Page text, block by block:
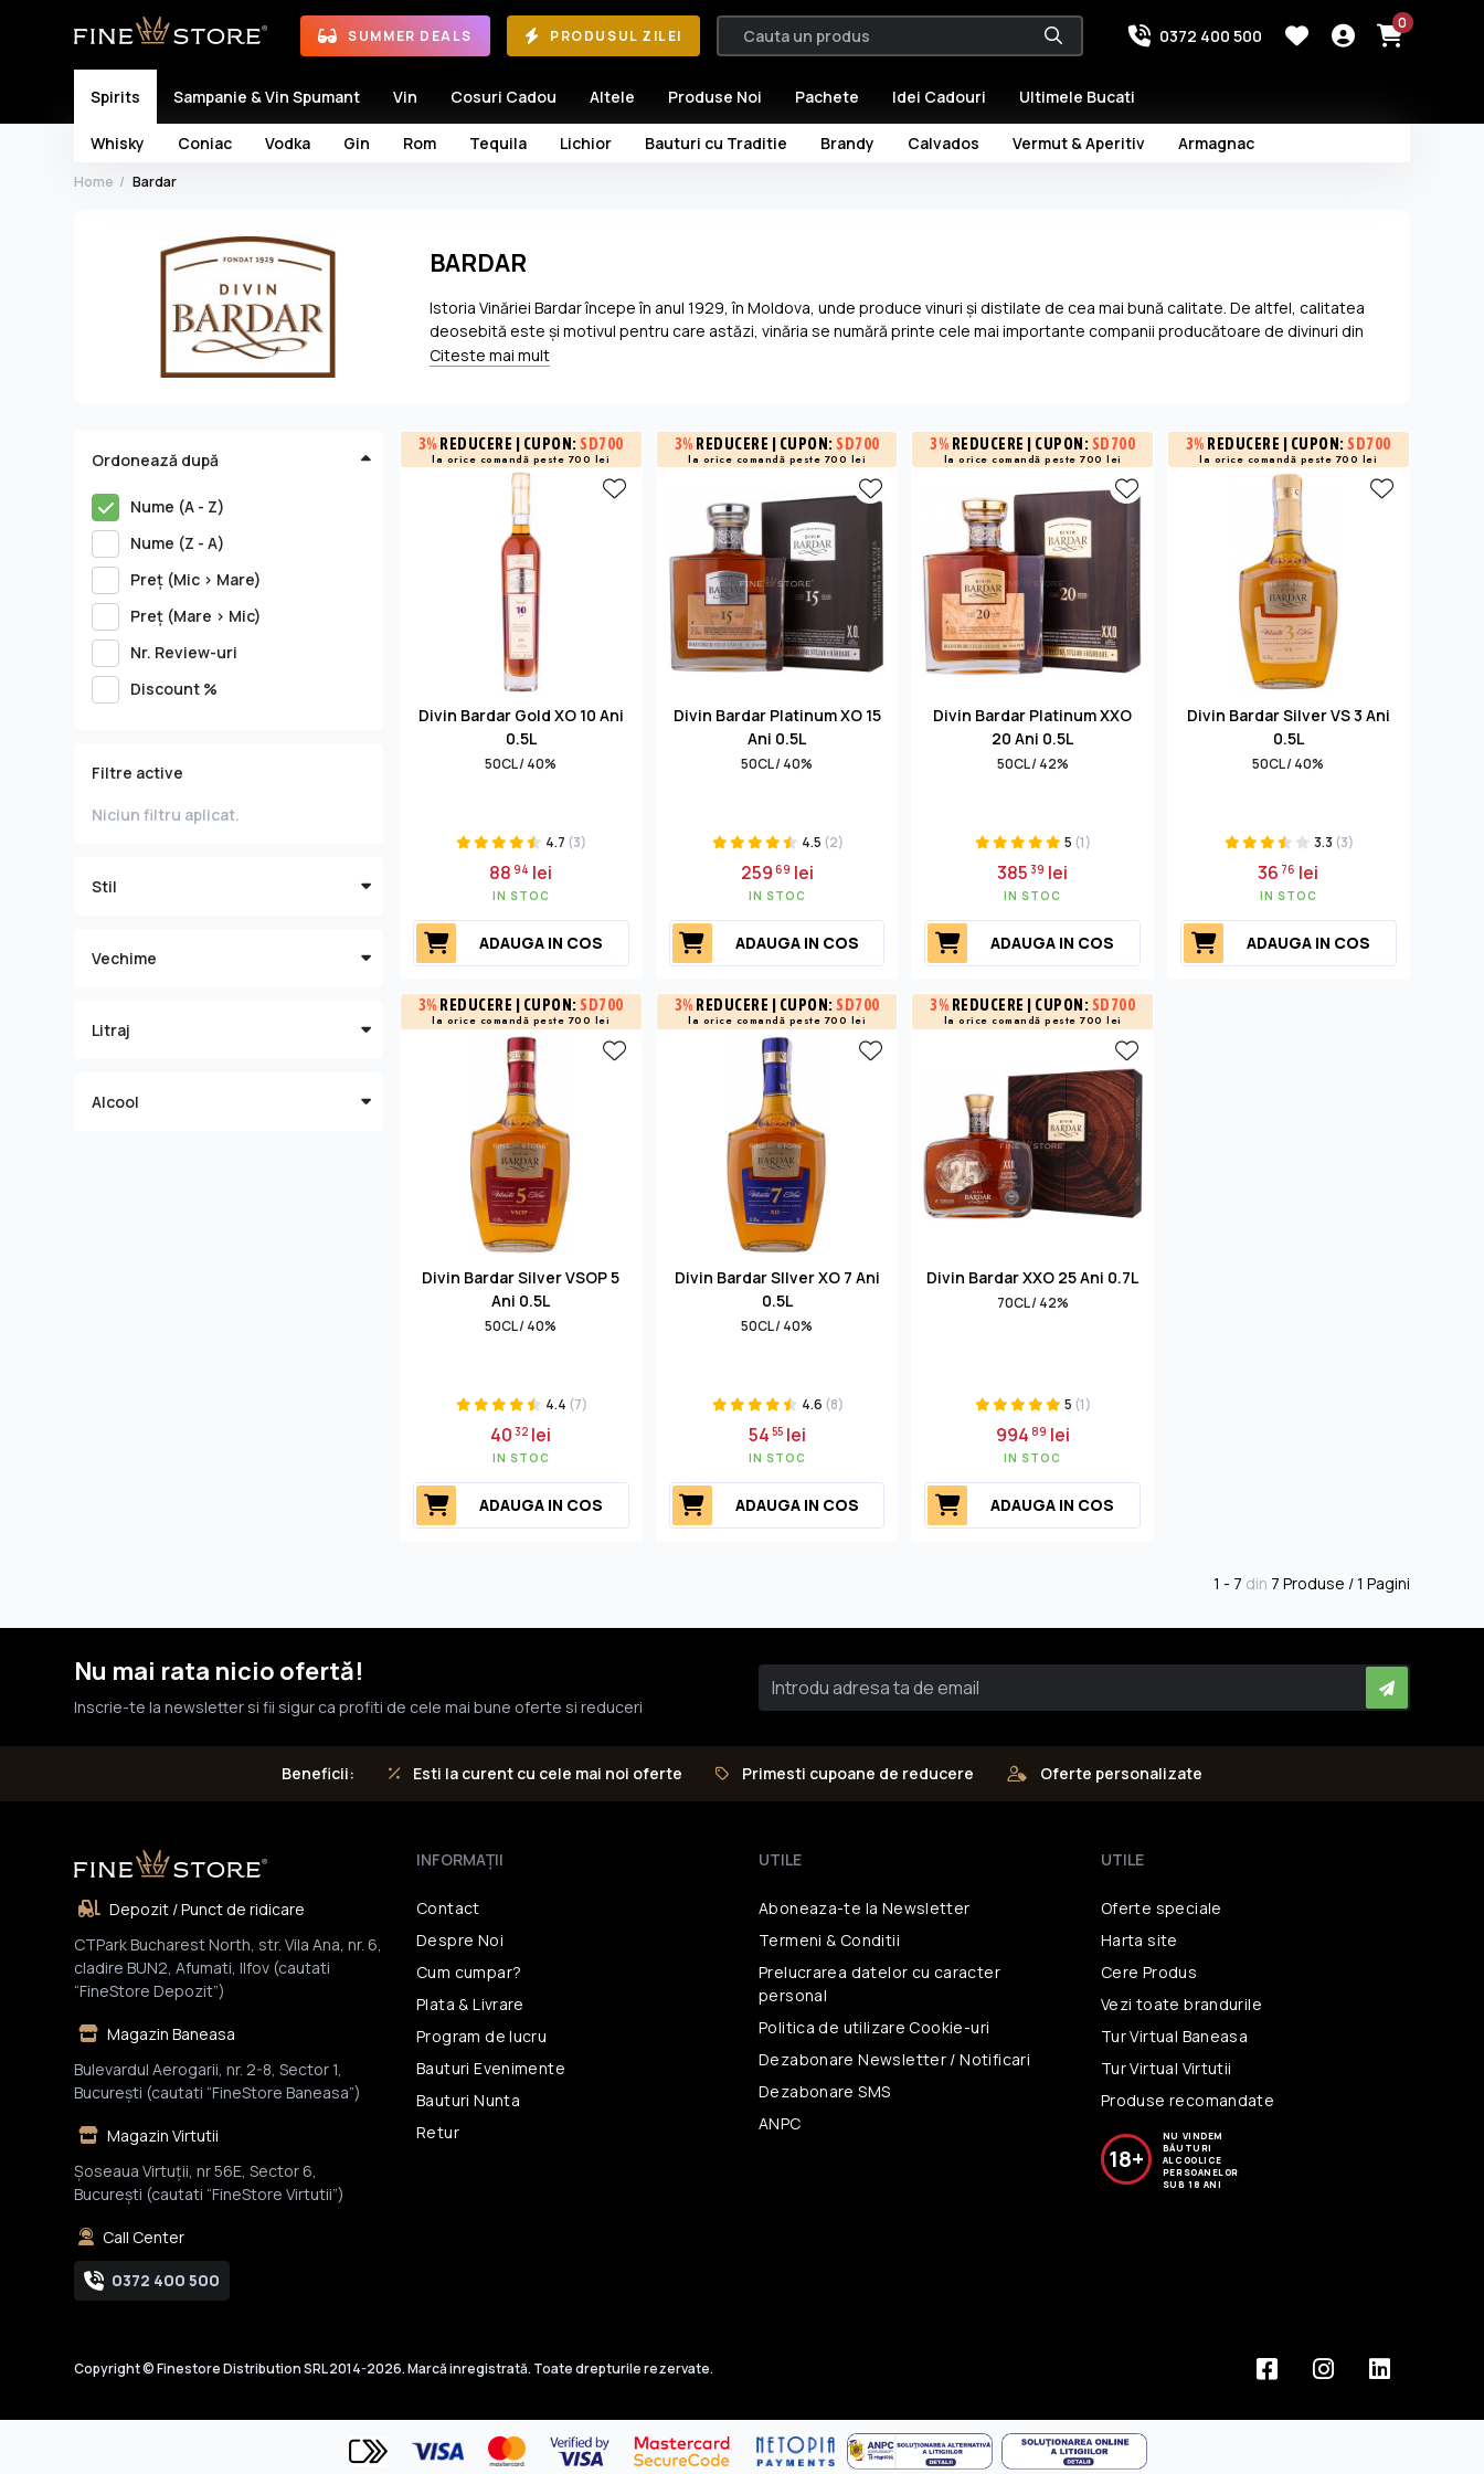
SUMMER DEALS PRODUSUL ZILEI 0372 400 500
0
Spirits
Whisky Coniac Vodka Gin Rom Tequila Lichior Bauturi cu Traditie Brandy Calvados Vermut & Aperitiv Armagnac
Sampanie & Vin Spumant Vin Cosuri Cadou Altele Produse Noi Pachete Idei Cadouri Ultimele Bucati
Home Bardar
BARDAR
Istoria Vinăriei Bardar începe în anul 1929, în Moldova, unde produce vinuri şi distilate de cea mai bună calitate. De altfel, calitatea
deosebită este şi motivul pentru care astăzi, vinăria se numără printe cele mai importante companii producătoare de divinuri din
Republica Moldova. Vinăria Bardar se află în zona Codrilor, acolo unde regăsim un paradis al strugurilor albi, dar şi păduri de stejari şi
Citeste mai mult
Ordonează după
Nume (A - Z)
Nume (Z - A)
Preţ (Mic > Mare)
Preţ (Mare > Mic)
Nr. Review-uri
Discount %
Filtre active
Niciun filtru aplicat.
Stil
Vechime
Litraj
Alcool
3% REDUCERE | CUPON:SD700
la orice comandă peste 700 lei
Divin Bardar Gold XO 10 Ani
0.5L
50CL / 40%
4.7 (3)
8894 lei
IN STOC
ADAUGA IN COS
3% REDUCERE | CUPON:SD700
la orice comandă peste 700 lei
Divin Bardar Platinum XO 15
Ani 0.5L
50CL / 40%
4.5 (2)
25969 lei
IN STOC
ADAUGA IN COS
3% REDUCERE | CUPON: SD700
la orice comandă peste 700 lei
Divin Bardar Platinum XXO
20 Ani 0.5L
50CL / 42%
5 (1)
38539 lei
IN STOC
ADAUGA IN COS
3% REDUCERE | CUPON:SD700
la orice comandă peste 700 lei
Divin Bardar Silver VS 3 Ani
0.5L
50CL / 40%
3.3 (3)
3676 lei
IN STOC
ADAUGA IN COS
3% REDUCERE | CUPON:SD700
la orice comandă peste 700 lei
Divin Bardar Silver VSOP 5
Ani 0.5L
50CL / 40%
4.4 (7)
4032 lei
IN STOC
ADAUGA IN COS
3% REDUCERE | CUPON:SD700
la orice comandă peste 700 lei
Divin Bardar SIlver XO 7 Ani
0.5L
50CL / 40%
4.6 (8)
5455lei
IN STOC
ADAUGA IN COS
3% REDUCERE | CUPON: SD700
la orice comandă peste 700 lei
Divin Bardar XXO 25 Ani 0.7L
70CL / 42%
5 (1)
99489 lei
IN STOC
ADAUGA IN COS
1 - 7 din 7 Produse / 1 Pagini
Nu mai rata nicio ofertă!
Inscrie-te la newsletter si fii sigur ca profiti de cele mai bune oferte si reduceri
Beneficii: Esti la curent cu cele mai noi oferte Primesti cupoane de reducere Oferte personalizate
Depozit / Punct de ridicare
CTPark Bucharest North, str. Vila Ana, nr. 6,
cladire BUN2, Afumati, Ilfov (cautati
“FineStore Depozit”)
Magazin Baneasa
Bulevardul Aerogarii, nr. 2-8, Sector 1,
Bucureşti (cautati “FineStore Baneasa”)
Magazin Virtutii
Șoseaua Virtuții, nr 56E, Sector 6,
București (cautati “FineStore Virtutii”)
Call Center
0372 400 500
INFORMAŢII
Contact
Despre Noi
Cum cumpar?
Plata & Livrare
Program de lucru
Bauturi Evenimente
Bauturi Nunta
Retur
UTILE
Aboneaza-te la Newsletter
Termeni & Conditii
Prelucrarea datelor cu caracter
personal
Politica de utilizareCookie-uri
Dezabonare Newsletter / Notificari
Dezabonare SMS
ANPC
UTILE
Oferte speciale
Harta site
Cere Produs
Vezi toate brandurile
Tur Virtual Baneasa
Tur Virtual Virtutii
Produse recomandate
18+
NU VINDEM
BĂUTURI
ALCOOLICE
PERSOANELOR
SUB 18 ANI
Copyright © Finestore Distribution SRL 2014-2026. Marcă inregistrată. Toate drepturile rezervate.